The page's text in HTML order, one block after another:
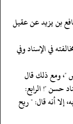
نافع بن يزيد عن عقيل
في الإسناد وفي
"، ومع ذلك قال
أنه قال: " ريح